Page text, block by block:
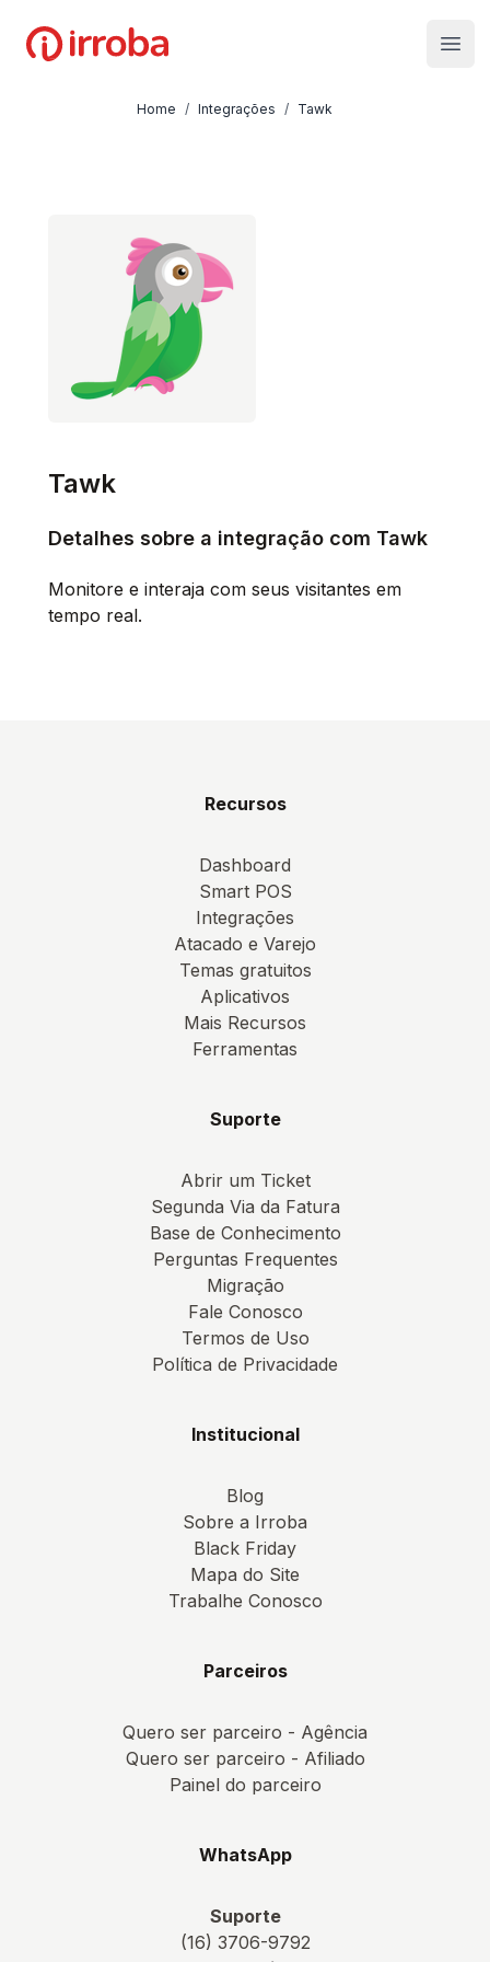
Irroba
Home / Integrações / Tawk
Tawk
Detalhes sobre a integração com Tawk
Monitore e interaja com seus visitantes em
tempo real.
Recursos
Dashboard
Smart POS
Integrações
Atacado e Varejo
Temas gratuitos
Aplicativos
Mais Recursos
Ferramentas
Suporte
Abrir um Ticket
Segunda Via da Fatura
Base de Conhecimento
Perguntas Frequentes
Migração
Fale Conosco
Termos de Uso
Política de Privacidade
Institucional
Blog
Sobre a Irroba
Black Friday
Mapa do Site
Trabalhe Conosco
Parceiros
Quero ser parceiro - Agência
Quero ser parceiro - Afiliado
Painel do parceiro
WhatsApp
Suporte
(16) 3706-9792